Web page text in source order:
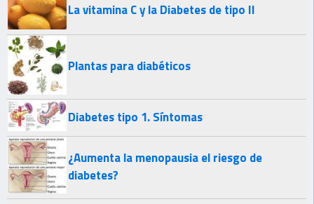
La vitamina C y la Diabetes de tipo II
Plantas para diabéticos
Diabetes tipo 1. Síntomas
¿Aumenta la menopausia el riesgo de
diabetes?